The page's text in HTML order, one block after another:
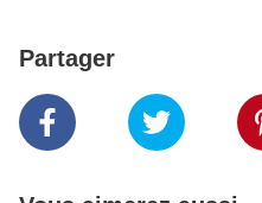
Partager